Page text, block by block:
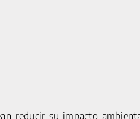
reducir su impacto